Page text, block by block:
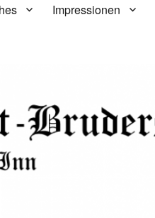
Impressionen